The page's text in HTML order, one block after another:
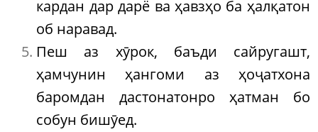
кардан дар дарё ва ҳавзҳо ба ҳалқатон
об наравад.
Пеш аз хӯрок, баъди сайругашт,
ҳамчунин ҳангоми аз ҳоҷатхона
баромдан дастонатонро ҳатман бо
собун бишӯед.